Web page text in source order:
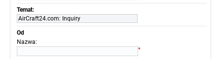
Temat:
AirCraft24.com: Inquiry
Od
Nazwa:
*